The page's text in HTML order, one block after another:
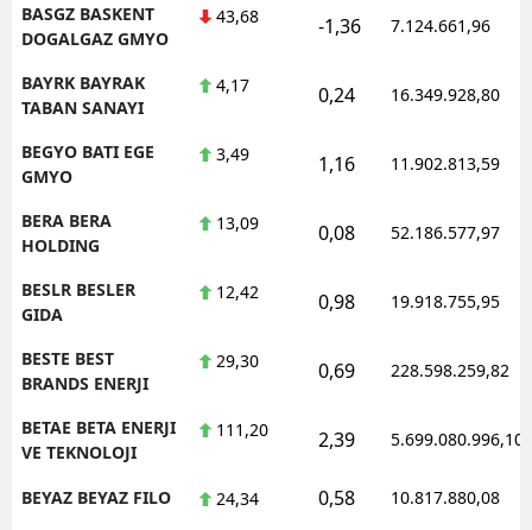
BASGZ BASKENT
DOGALGAZ GMYO
43,68 -1,36 7.124.661,96
BAYRK BAYRAK
TABAN SANAYI
4,17 0,24 16.349.928,80
BEGYO BATI EGE
GMYO
3,49 1,16 11.902.813,59
BERA BERA
HOLDING
13,09 0,08 52.186.577,97
BESLR BESLER
GIDA
12,42 0,98 19.918.755,95
BESTE BEST
BRANDS ENERJI
29,30 0,69 228.598.259,82
BETAE BETA ENERJI
VE TEKNOLOJI
111,20 2,39 5.699.080.996,10
BEYAZ BEYAZ FILO 24,34 0,58 10.817.880,08